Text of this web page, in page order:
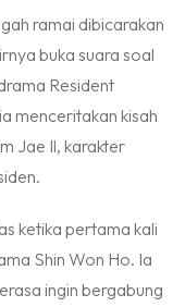
ramai dibicarakan
buka suara soal
Resident
menceritakan kisah
Jae Il, karakter
ketika pertama kali
Shin Won Ho. Ia
ingin bergabung